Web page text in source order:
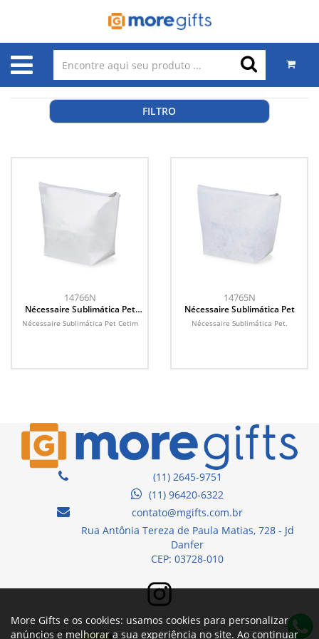
FILTRO
14766N
Nécessaire Sublimática Pet
Cetim
Nécessaire Sublimática Pet Cetim
14765N
Nécessaire Sublimática Pet
Nécessaire Sublimática Pet.
(11) 2645-9751
(11) 96420-6322
contato@mgifts.com.br
Rua Antônia Tereza de Paula Matias, 728 - Jd
Danfer
CEP: 03728-010
More Gifts e os cookies: usamos cookies para personalizar
anúncios e melhorar a sua experiência no site. Ao continuar